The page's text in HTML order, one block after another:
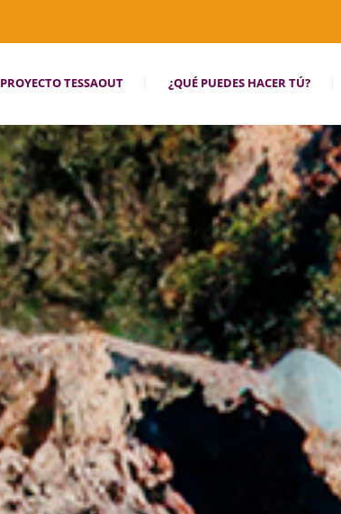
PROYECTO TESSAOUT ¿QUÉ PUEDES HACER TÚ?